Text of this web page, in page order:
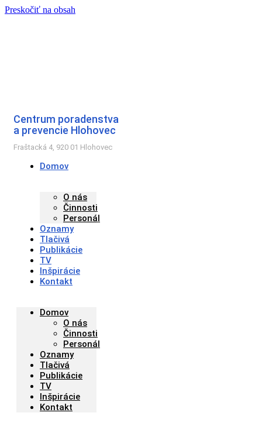
Preskočiť na obsah
Centrum poradenstva
a prevencie Hlohovec
Fraštacká 4, 920 01 Hlohovec
Domov
O nás
Činnosti
Personál
Oznamy
Tlačivá
Publikácie
TV
Inšpirácie
Kontakt
Domov
O nás
Činnosti
Personál
Oznamy
Tlačivá
Publikácie
TV
Inšpirácie
Kontakt